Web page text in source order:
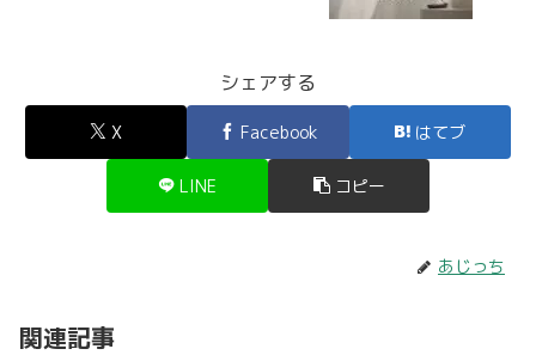
シェアする
X Facebook はてブ
LINE コピー
あじっち
関連記事